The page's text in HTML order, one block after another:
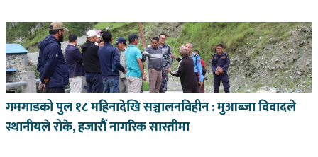
गमगाडको पुल १८ महिनादेखि सञ्चालनविहीन : मुआब्जा विवादले
स्थानीयले रोके, हजारौँ नागरिक सास्तीमा